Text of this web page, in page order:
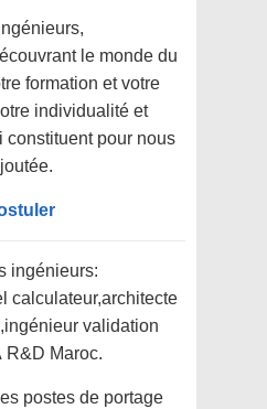
le monde du
formation et votre
individualité et
constituent pour nous
ingénieurs:
calculateur,architecte
validation
R&D Maroc.
postes de portage